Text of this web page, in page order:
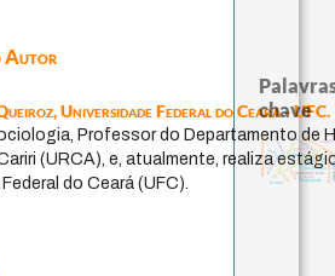
Autor
Universidade Federal do Ceará - UFC.
Professor do Departamento de
(URCA), e, atualmente, realiza
do Ceará (UFC).
chave
immanuel kant
japanese education thoughts
gosto
juízo
sensus communis
formação education ideology
redução
mulher
popper
falseabilidade
carnap
totalização
nome física quântica
judaísmo
revelação
ainda-não-consciente
coletividade
ren ética.
levinas
yi
li
sentido